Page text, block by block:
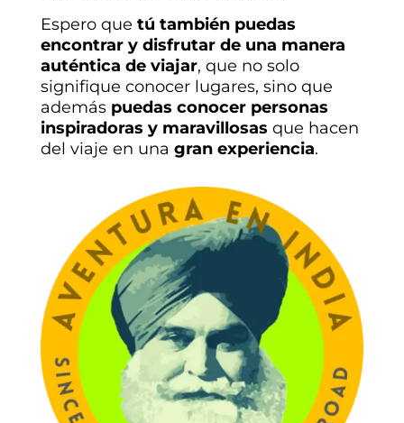
Esperoque tú también puedas
encontrar y disfrutar de una manera
auténtica de viajar, que no solo
signifique conocer lugares, sino que
además puedas conocer personas
inspiradoras y maravillosas que hacen
del viaje en una gran experiencia.